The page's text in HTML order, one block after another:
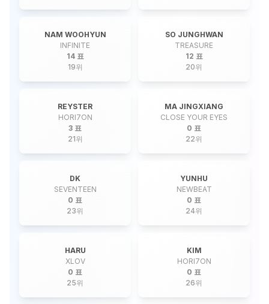
NAM WOOHYUN
INFINITE
14 표
19위
SO JUNGHWAN
TREASURE
12 표
20위
REYSTER
HORI7ON
3 표
21위
MA JINGXIANG
CLOSE YOUR EYES
0 표
22위
DK
SEVENTEEN
0 표
23위
YUNHU
NEWBEAT
0 표
24위
HARU
XLOV
0 표
25위
KIM
HORI7ON
0 표
26위